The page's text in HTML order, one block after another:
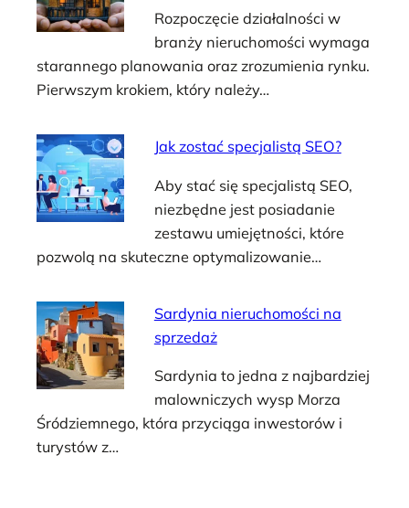
Rozpoczęcie działalności w
branży nieruchomości wymaga
starannego planowania oraz zrozumienia rynku.
Pierwszym krokiem, który należy…
Jak zostać specjalistą SEO?
Aby stać się specjalistą SEO,
niezbędne jest posiadanie
zestawu umiejętności, które
pozwolą na skuteczne optymalizowanie…
Sardynia nieruchomości na
sprzedaż
Sardynia to jedna z najbardziej
malowniczych wysp Morza
Śródziemnego, która przyciąga inwestorów i
turystów z…